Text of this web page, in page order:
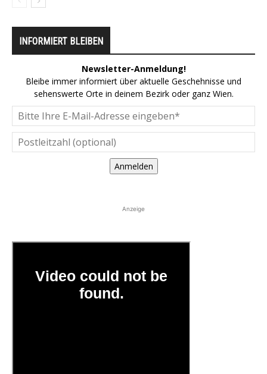
INFORMIERT BLEIBEN
Newsletter-Anmeldung!
Bleibe immer informiert über aktuelle Geschehnisse und
sehenswerte Orte in deinem Bezirk oder ganz Wien.
Anmelden
Anzeige